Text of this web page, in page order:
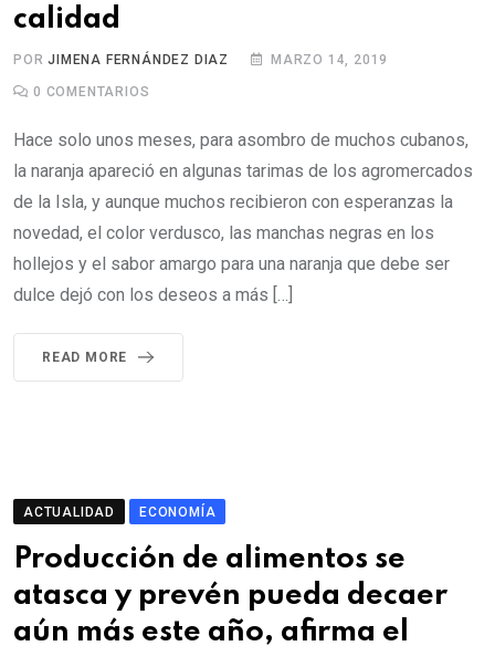
calidad
PORJIMENA FERNÁNDEZ DIAZ MARZO 14, 2019
0 COMENTARIOS
Hace solo unos meses, para asombro de muchos cubanos,
la naranja apareció en algunas tarimas de los agromercados
de la Isla, y aunque muchos recibieron con esperanzas la
novedad, el color verdusco, las manchas negras en los
hollejos y el sabor amargo para una naranja que debe ser
dulce dejó con los deseos a más […]
READ MORE
ACTUALIDAD ECONOMÍA
Producción de alimentos se
atasca y prevén pueda decaer
aún más este año, afirma el